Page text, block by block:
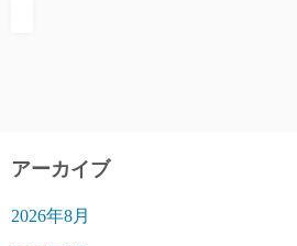
アーカイブ
2026年8月